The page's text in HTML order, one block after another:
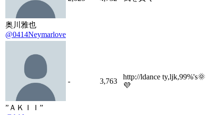
奥川雅也
@0414Neymarlove
”ＡＫＩＩ”
- 3,763
http://ldance ty,ljk,99%'s🌞
💜